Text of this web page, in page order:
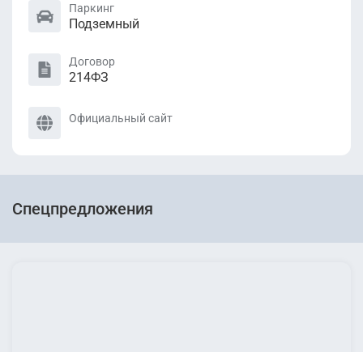
Паркинг
Подземный
Договор
214ФЗ
Официальный сайт
Спецпредложения